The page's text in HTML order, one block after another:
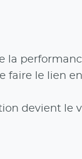
la
faire le lien
devient le